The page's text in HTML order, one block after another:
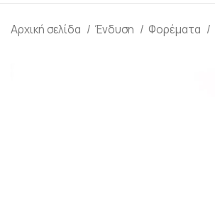
Αρχική σελίδα Ένδυση Φορέματα